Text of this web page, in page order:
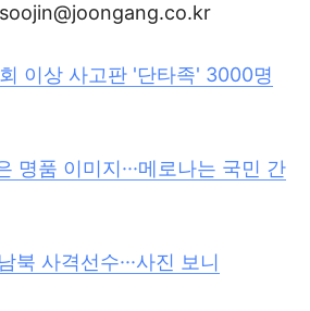
이상 사고판 '단타족' 3000명
명품 이미지···메로나는 국민 간
북 사격선수···사진 보니